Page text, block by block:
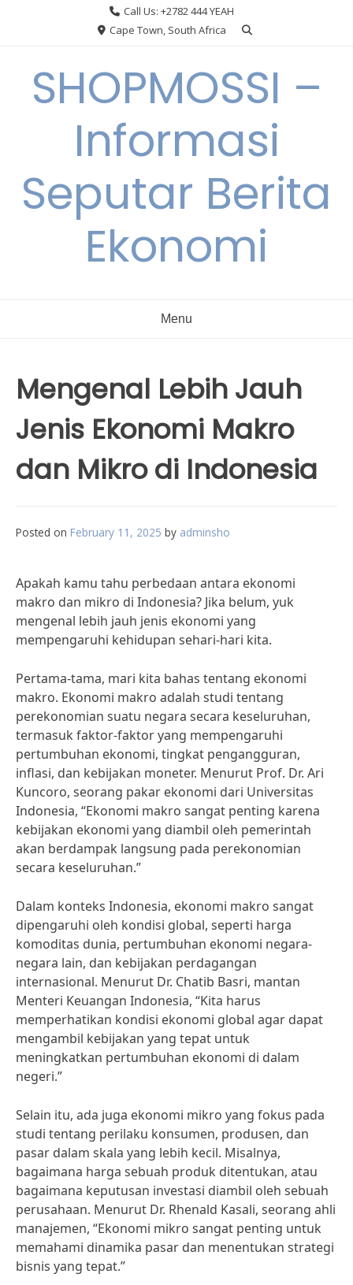
Call Us: +2782 444 YEAH
Cape Town, South Africa
SHOPMOSSI –
Informasi
Seputar Berita
Ekonomi
Menu
Mengenal Lebih Jauh
Jenis Ekonomi Makro
dan Mikro di Indonesia
Posted on February 11, 2025 by adminsho
Apakah kamu tahu perbedaan antara ekonomi
makro dan mikro di Indonesia? Jika belum, yuk
mengenal lebih jauh jenis ekonomi yang
mempengaruhi kehidupan sehari-hari kita.
Pertama-tama, mari kita bahas tentang ekonomi
makro. Ekonomi makro adalah studi tentang
perekonomian suatu negara secara keseluruhan,
termasuk faktor-faktor yang mempengaruhi
pertumbuhan ekonomi, tingkat pengangguran,
inflasi, dan kebijakan moneter. Menurut Prof. Dr. Ari
Kuncoro, seorang pakar ekonomi dari Universitas
Indonesia, “Ekonomi makro sangat penting karena
kebijakan ekonomi yang diambil oleh pemerintah
akan berdampak langsung pada perekonomian
secara keseluruhan.”
Dalam konteks Indonesia, ekonomi makro sangat
dipengaruhi oleh kondisi global, seperti harga
komoditas dunia, pertumbuhan ekonomi negara-
negara lain, dan kebijakan perdagangan
internasional. Menurut Dr. Chatib Basri, mantan
Menteri Keuangan Indonesia, “Kita harus
memperhatikan kondisi ekonomi global agar dapat
mengambil kebijakan yang tepat untuk
meningkatkan pertumbuhan ekonomi di dalam
negeri.”
Selain itu, ada juga ekonomi mikro yang fokus pada
studi tentang perilaku konsumen, produsen, dan
pasar dalam skala yang lebih kecil. Misalnya,
bagaimana harga sebuah produk ditentukan, atau
bagaimana keputusan investasi diambil oleh sebuah
perusahaan. Menurut Dr. Rhenald Kasali, seorang ahli
manajemen, “Ekonomi mikro sangat penting untuk
memahami dinamika pasar dan menentukan strategi
bisnis yang tepat.”